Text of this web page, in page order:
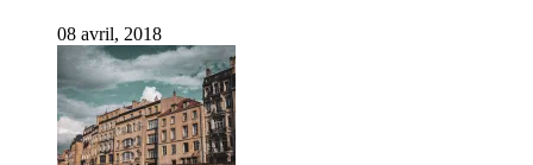
08 avril, 2018